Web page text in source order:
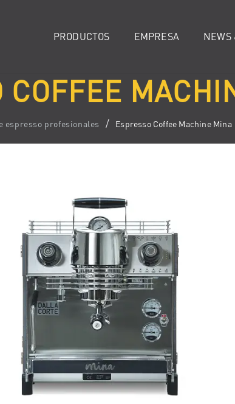
PRODUCTOS EMPRESA NEWS
COFFEE
espresso profesionales Espresso Coffee Machine Mina